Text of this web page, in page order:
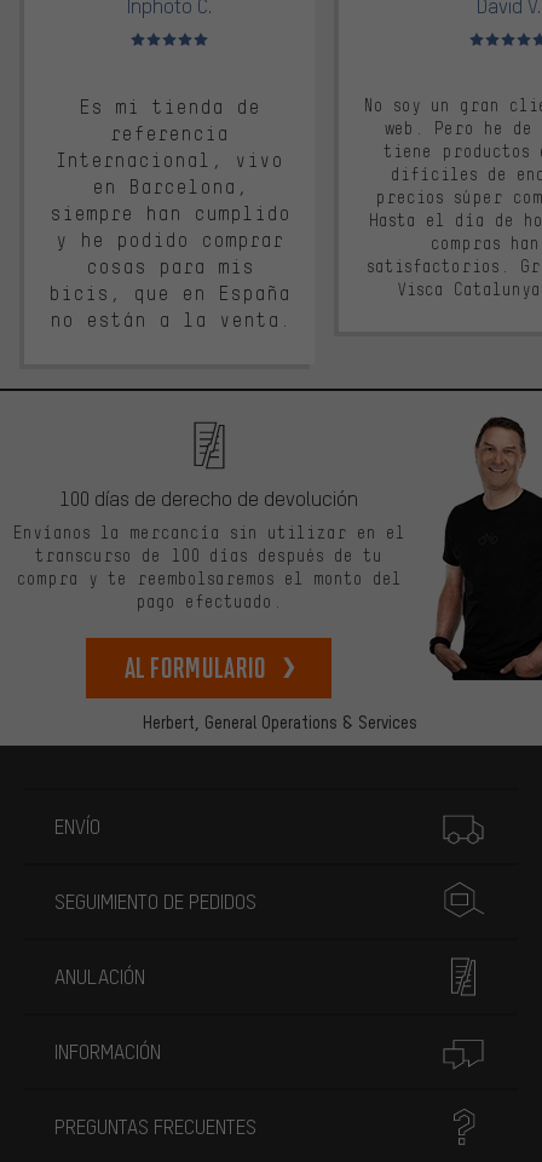
Inphoto C.
Valoración media: 5 de 5
Es mi tienda de
referencia
Internacional, vivo
en Barcelona,
siempre han cumplido
y he podido comprar
cosas para mis
bicis, que en España
no están a la venta.
David V.
Valoración
No soy un gran
web. Pero he
tiene productos
difíciles de
precios súper
Hasta el día de
compras
satisfactorios.
Visca
Herbert, General Operations & Services
100 días de derecho de devolución
Envíanos la mercancía sin utilizar en el
transcurso de 100 días después de tu
compra y te reembolsaremos el monto del
pago efectuado.
Al formulario
ENVÍO
SEGUIMIENTO DE PEDIDOS
ANULACIÓN
INFORMACIÓN
PREGUNTAS FRECUENTES